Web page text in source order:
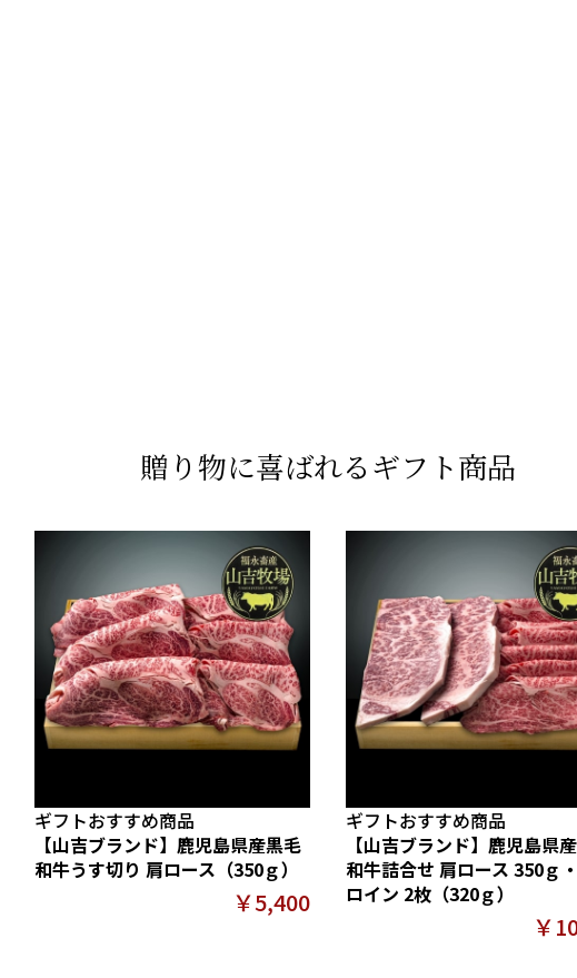
贈り物に喜ばれるギフト商品
ギフトおすすめ商品
【山吉ブランド】鹿児島県産黒毛
和牛うす切り 肩ロース（350ｇ）
￥5,400
ギフトおすすめ商品
【山吉ブランド】鹿児島県
和牛詰合せ 肩ロース 350ｇ
ロイン 2枚（320ｇ）
￥